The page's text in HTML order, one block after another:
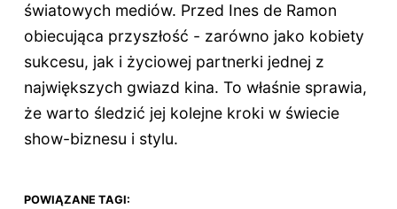
światowych mediów. Przed Ines de Ramon
obiecująca przyszłość - zarówno jako kobiety
sukcesu, jak i życiowej partnerki jednej z
największych gwiazd kina. To właśnie sprawia,
że warto śledzić jej kolejne kroki w świecie
show-biznesu i stylu.
POWIĄZANE TAGI: